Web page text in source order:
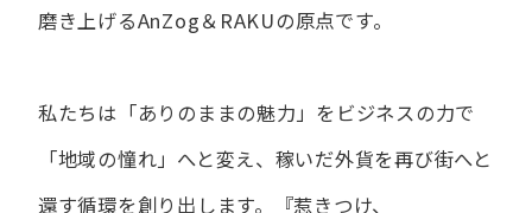
磨き上げる​AnZog＆RAKUの​原点です。
私たちは​「ありの​ままの​魅力」を​ビジネスの​力で​
「地域の​憧れ」へと​変え、 稼いだ外貨を​再び街へと​
還す循環を​創り出します。
『惹きつけ、​